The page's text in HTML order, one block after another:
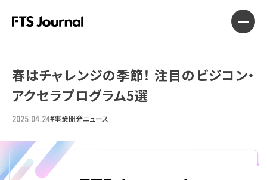
春はチャレンジの季節！ 注目のビジコン・
アクセラプログラム5選
2025.04.24#事業開発ニュース